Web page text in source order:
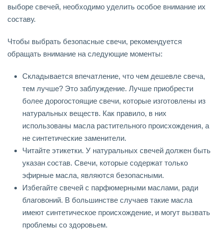
выборе свечей, необходимо уделить особое внимание их
составу.
Чтобы выбрать безопасные свечи, рекомендуется
обращать внимание на следующие моменты:
Складывается впечатление, что чем дешевле свеча,
тем лучше? Это заблуждение. Лучше приобрести
более дорогостоящие свечи, которые изготовлены из
натуральных веществ. Как правило, в них
использованы масла растительного происхождения, а
не синтетические заменители.
Читайте этикетки. У натуральных свечей должен быть
указан состав. Свечи, которые содержат только
эфирные масла, являются безопасными.
Избегайте свечей с парфюмерными маслами, ради
благовоний. В большинстве случаев такие масла
имеют синтетическое происхождение, и могут вызвать
проблемы со здоровьем.